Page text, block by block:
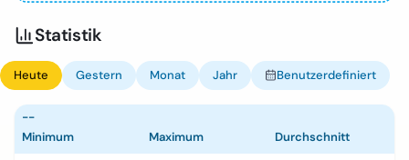
Statistik
Heute Gestern Monat Jahr Benutzerdefiniert
--
Minimum
Maximum Durchschnitt